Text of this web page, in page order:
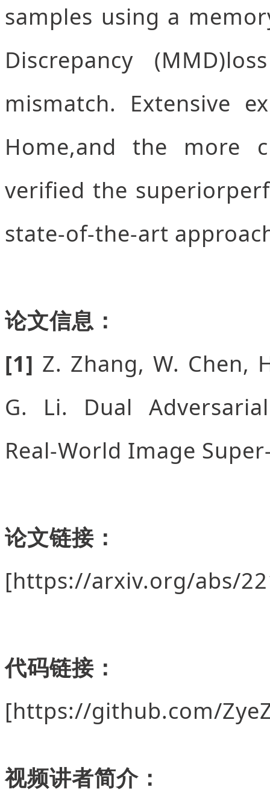
samples using a
Discrepancy
mismatch. Extensive
Home,and the more
verified the
state-of-the-art
论文信息：
[1] Z. Zhang, W. Chen,
G. Li. Dual
Real-World Image
论文链接：
[https://arxiv.org/abs/
代码链接：
[https://github.com/
视频讲者简介：